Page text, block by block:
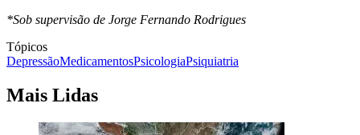
*Sob supervisão de Jorge Fernando Rodrigues
Tópicos
DepressãoMedicamentosPsicologiaPsiquiatria
Mais Lidas